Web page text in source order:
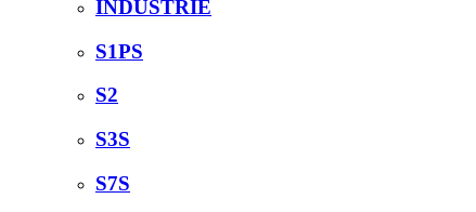
INDUSTRIE
S1PS
S2
S3S
S7S